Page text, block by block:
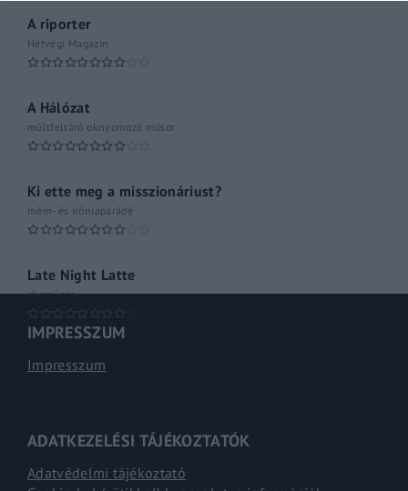
A riporter
Hétvégi Magazin
A Hálózat
múltfeltáró oknyomozó műsor
Ki ette meg a misszionáriust?
mém- és iróniaparádé
Late Night Latte
shoműsor
IMPRESSZUM
Impresszum
ADATKEZELÉSI TÁJÉKOZTATÓK
Adatvédelmi tájékoztató